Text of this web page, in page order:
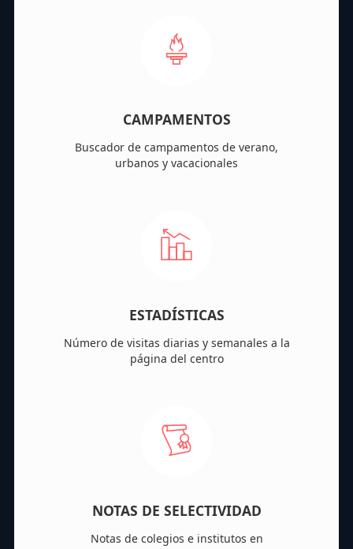
CAMPAMENTOS
Buscador de campamentos de verano,
urbanos y vacacionales
ESTADÍSTICAS
Número de visitas diarias y semanales a la
página del centro
NOTAS DE SELECTIVIDAD
Notas de colegios e institutos en